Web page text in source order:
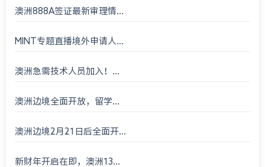
澳洲888A签证最新审理情...
MINT专题直播境外申请人...
澳洲急需技术人员加入！...
澳洲边境全面开放，留学...
澳洲边境2月21日后全面开...
新财年开启在即，澳洲13...